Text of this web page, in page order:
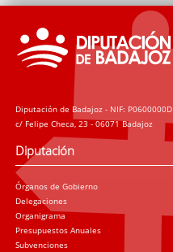
Diputación de Badajoz - NIF: P0600000D
c/ Felipe Checa, 23 - 06071 Badajoz
Diputación
Órganos de Gobierno
Delegaciones
Organigrama
Presupuestos Anuales
Subvenciones